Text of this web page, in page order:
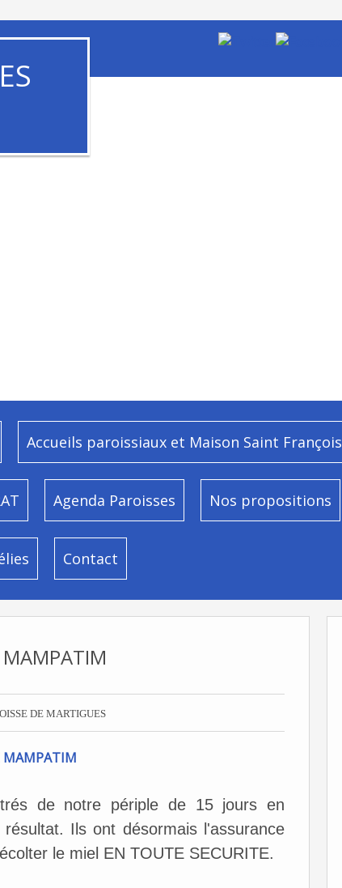
Accueils paroissiaux et Maison Saint François
Agenda Paroisses Nos propositions
Contact
MAMPATIM
DE MARTIGUES
de notre périple de 15 jours en
Ils ont désormais l'assurance
le miel EN TOUTE SECURITE.